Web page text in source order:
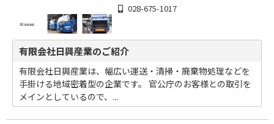
028-675-1017
有限会社日興産業のご紹介
有限会社日興産業は、幅広い運送・清掃・廃棄物処理などを
手掛ける地域密着型の企業です。 官公庁のお客様との取引を
メインとしているので、...